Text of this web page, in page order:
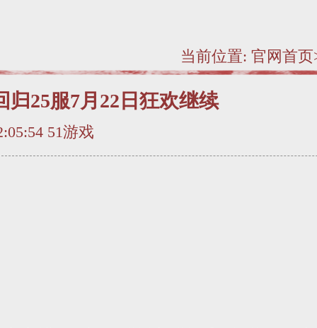
当前位置: 官网首页
归25服7月22日狂欢继续
51游戏